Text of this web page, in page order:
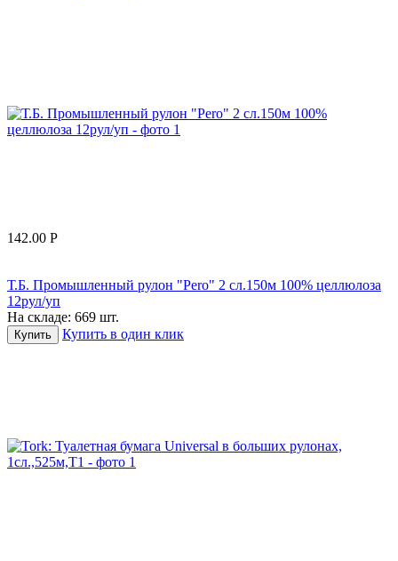
142.00 Р
Т.Б. Промышленный рулон "Pero" 2 сл.150м 100% целлюлоза
12рул/уп
На складе: 669 шт.
Купить Купить в один клик